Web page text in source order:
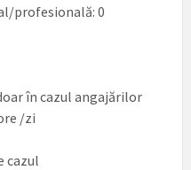
profesională: 0
în cazul angajărilor
/zi
cazul